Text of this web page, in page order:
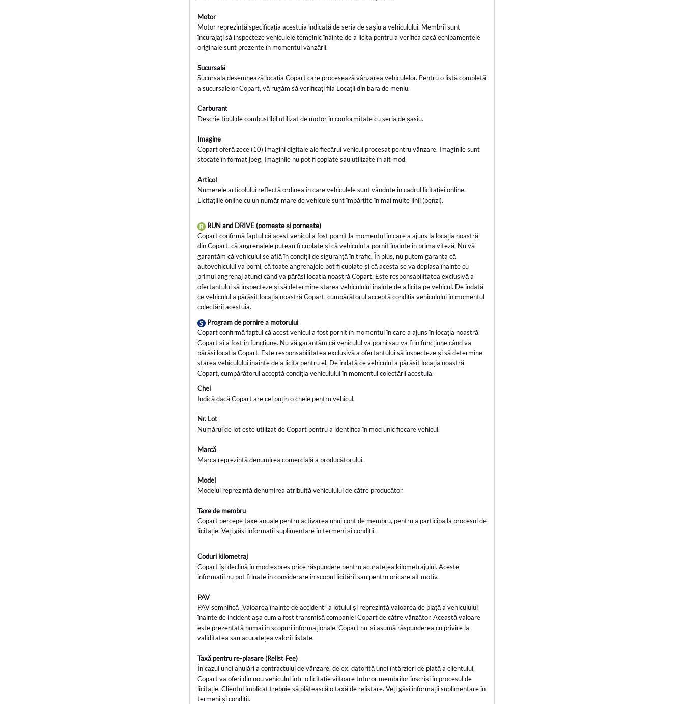
Motor
Motor reprezintă specificația acestuia indicată de seria de sașiu a vehiculului. Membrii sunt
încurajați să inspecteze vehiculele temeinic înainte de a licita pentru a verifica dacă echipamentele
originale sunt prezente în momentul vânzării.
Sucursală
Sucursala desemnează locația Copart care procesează vânzarea vehiculelor. Pentru o listă completă
a sucursalelor Copart, vă rugăm să verificați fila Locații din bara de meniu.
Carburant
Descrie tipul de combustibil utilizat de motor în conformitate cu seria de șasiu.
Imagine
Copart oferă zece (10) imagini digitale ale fiecărui vehicul procesat pentru vânzare. Imaginile sunt
stocate în format jpeg. Imaginile nu pot fi copiate sau utilizate în alt mod.
Articol
Numerele articolului reflectă ordinea în care vehiculele sunt vândute în cadrul licitației online.
Licitațiile online cu un număr mare de vehicule sunt împărțite în mai multe linii (benzi).
RUN and DRIVE (pornește și pornește)
Copart confirmă faptul că acest vehicul a fost pornit la momentul în care a ajuns la locația noastră
din Copart, că angrenajele puteau fi cuplate și că vehiculul a pornit înainte în prima viteză. Nu vă
garantăm că vehiculul se află în condiții de siguranță în trafic. În plus, nu putem garanta că
autovehiculul va porni, că toate angrenajele pot fi cuplate și că acesta se va deplasa înainte cu
primul angrenaj atunci când va părăsi locatia noastră Copart. Este responsabilitatea exclusivă a
ofertantului să inspecteze și să determine starea vehiculului înainte de a licita pe vehicul. De îndată
ce vehiculul a părăsit locația noastră Copart, cumpărătorul acceptă condiția vehiculului în momentul
colectării acestuia.
Program de pornire a motorului
Copart confirmă faptul că acest vehicul a fost pornit în momentul în care a ajuns în locația noastră
Copart și a fost în funcțiune. Nu vă garantăm că vehiculul va porni sau va fi in funcțiune când va
părăsi locatia Copart. Este responsabilitatea exclusivă a ofertantului să inspecteze și să determine
starea vehiculului înainte de a licita pentru el. De îndată ce vehiculul a părăsit locația noastră
Copart, cumpărătorul acceptă condiția vehiculului în momentul colectării acestuia.
Chei
Indică dacă Copart are cel puțin o cheie pentru vehicul.
Nr. Lot
Numărul de lot este utilizat de Copart pentru a identifica în mod unic fiecare vehicul.
Marcă
Marca reprezintă denumirea comercială a producătorului.
Model
Modelul reprezintă denumirea atribuită vehiculului de către producător.
Taxe de membru
Copart percepe taxe anuale pentru activarea unui cont de membru, pentru a participa la procesul de
licitație. Veți găsi informații suplimentare în termeni și condiții.
Coduri kilometraj
Copart își declină în mod expres orice răspundere pentru acuratețea kilometrajului. Aceste
informații nu pot fi luate în considerare în scopul licitării sau pentru oricare alt motiv.
PAV
PAV semnifică „Valoarea înainte de accident” a lotului și reprezintă valoarea de piață a vehiculului
înainte de incident așa cum a fost transmisă companiei Copart de către vânzător. Această valoare
este prezentată numai în scopuri informaționale. Copart nu-și asumă răspunderea cu privire la
validitatea sau acuratețea valorii listate.
Taxă pentru re-plasare (Relist Fee)
În cazul unei anulări a contractului de vânzare, de ex. datorită unei întârzieri de plată a clientului,
Copart va oferi din nou vehiculul într-o licitație viitoare tuturor membrilor înscriși în procesul de
licitație. Clientul implicat trebuie să plătească o taxă de relistare. Veți găsi informații suplimentare în
termeni și condiții.